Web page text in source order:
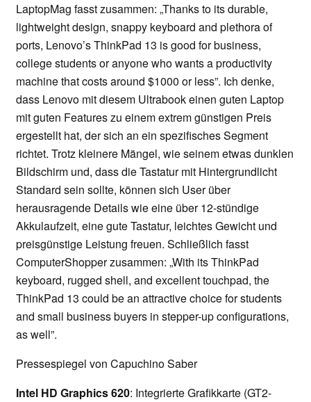
LaptopMag fasst zusammen: „Thanks to its durable,
lightweight design, snappy keyboard and plethora of
ports, Lenovo’s ThinkPad 13 is good for business,
college students or anyone who wants a productivity
machine that costs around $1000 or less”. Ich denke,
dass Lenovo mit diesem Ultrabook einen guten Laptop
mit guten Features zu einem extrem günstigen Preis
ergestellt hat, der sich an ein spezifisches Segment
richtet. Trotz kleinere Mängel, wie seinem etwas dunklen
Bildschirm und, dass die Tastatur mit Hintergrundlicht
Standard sein sollte, können sich User über
herausragende Details wie eine über 12-stündige
Akkulaufzeit, eine gute Tastatur, leichtes Gewicht und
preisgünstige Leistung freuen. Schließlich fasst
ComputerShopper zusammen: „With its ThinkPad
keyboard, rugged shell, and excellent touchpad, the
ThinkPad 13 could be an attractive choice for students
and small business buyers in stepper-up configurations,
as well”.
Pressespiegel von Capuchino Saber
Intel HD Graphics 620: Integrierte Grafikkarte (GT2-